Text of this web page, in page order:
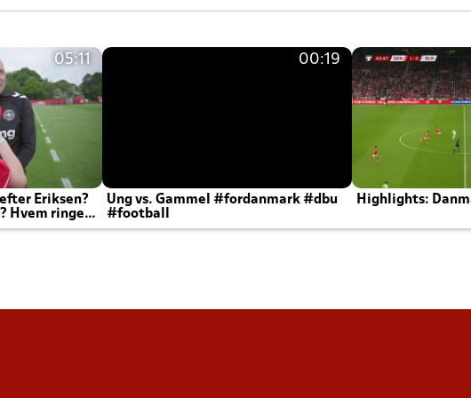
05:11
Eriksen?
Hvem ringer
00:19
Ung vs. Gammel #fordanmark #dbu
#football
Highlights: